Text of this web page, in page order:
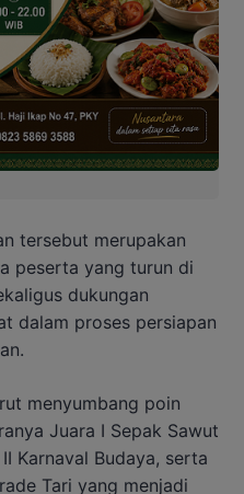
tersebut merupakan
peserta yang turun di
dukungan
dalam proses persiapan
menyumbang poin
Juara I Sepak Sawut
Karnaval Budaya, serta
Tari yang menjadi